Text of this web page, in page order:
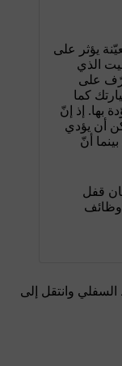
يؤثر على
الذي
على
كما
بها. إذ إنّ
أن يؤدي
أنّ
قفل
وظائف
وانتقل إلى